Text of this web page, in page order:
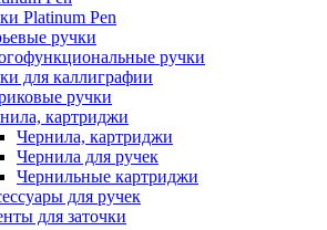
Platinum Pen
ручки
ручки
для каллиграфии
ручки
картриджи
Чернила, картриджи
Чернила для ручек
Чернильные картриджи
для ручек
для заточки